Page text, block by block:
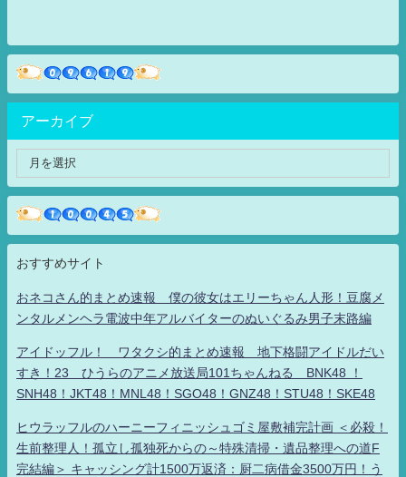
アーカイブ
おすすめサイト
おネコさん的まとめ速報 僕の彼女はエリーちゃん人形！豆腐メ
ンタルメンヘラ電波中年アルバイターのぬいぐるみ男子末路編
アイドッフル！ ワタクシ的まとめ速報 地下格闘アイドルだい
すき！23 ひうらのアニメ放送局101ちゃんねる BNK48 ！
SNH48！JKT48！MNL48！SGO48！GNZ48！STU48！SKE48
ヒウラッフルのハーニーフィニッシュゴミ屋敷補完計画 ＜必殺！
生前整理人！孤立し孤独死からの～特殊清掃・遺品整理への道F
完結編＞ キャッシング計1500万返済：厨二病借金3500万円！う